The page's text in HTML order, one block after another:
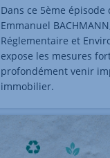
Dans ce 5ème
Emmanuel
Réglementaire et
expose les mesures
profondément venir
immobilier.